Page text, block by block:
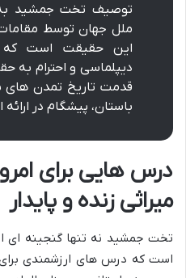
توصیف تخت جمشید به
ملل جهان توسط مقامات
این حقیقت است که
دیپلماسی و احترام به
قدمت تاریخ تمدن های
باستان، پیشگام در
درس هایی برای
میراثی زنده و پایدار
تخت جمشید نه تنها گنجینه ای
است که درس های ارزشمندی برای